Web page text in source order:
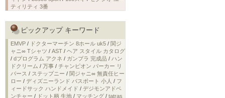
ティリティ 3番
ピックアップ キーワード
EMVP / ドクターマーチン 8ホール uk5 / 関ジ
ャニ∞ Tシャツ / AST / ヘア スタイル カタログ
/ dプログラム アクネ / ガンプラ 完成品 / ハン
ドクリーム / 万事 / チャンピオン パーカー リ
バース / ステップニー / 関ジャニ∞ 無責任ヒー
ロー / ディズニーランド パスポート 小人 / フ
ィードサック ハンドメイド / デジモンアドベ
ンチャー / ドット柄 生地 / マッチング / tatras